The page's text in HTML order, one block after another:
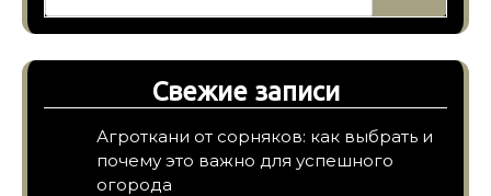
Свежие записи
Агроткани от сорняков: как выбрать и
почему это важно для успешного
огорода